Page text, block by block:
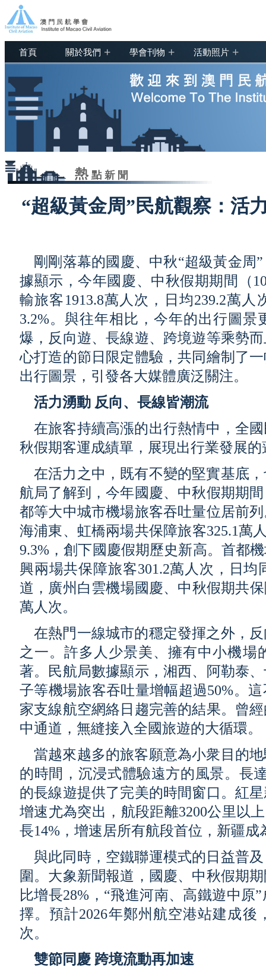
首頁 關於我們 + 學會刊物 + 活動照片 +
“超級黃金周”民航觀察：活
剛剛落幕的國慶、中秋“超級黃金周
據顯示，今年國慶、中秋假期期間（
輸旅客1913.8萬人次，日均239.2萬
3.2%。與往年相比，今年的出行圖
爆，反向遊、長線遊、跨境遊等乘勢
心打造的節日限定體驗，共同繪制了
出行圖景，引發各大媒體廣泛關注。
活力湧動 反向、長線皆潮流
在旅客持續高漲的出行熱情中，全
秋假期客運成績單，展現出行業發展
在活力之中，既有不變的堅實基底
航局了解到，今年國慶、中秋假期期
都等大中城市機場旅客吞吐量位居前
海浦東、虹橋兩場共保障旅客325.1萬
9.3%，創下國慶假期歷史新高。首都
興兩場共保障旅客301.2萬人次，日均
道，廣州白雲機場國慶、中秋假期共
萬人次。
在熱門一線城市的穩定發揮之外，
之一。許多人少景美、擁有中小機場
著。民航局數據顯示，湘西、阿勒泰
子等機場旅客吞吐量增幅超過50%。
家支線航空網絡日趨完善的結果。曾
中通道，無縫接入全國旅遊的大循環。
當越來越多的旅客願意為小衆目的
的時間，沉浸式體驗遠方的風景。長
的長線遊提供了完美的時間窗口。紅
增速尤為突出，航段距離3200公里以
長14%，增速居所有航段首位，新疆
與此同時，空鐵聯運模式的日益普
圍。大象新聞報道，國慶、中秋假期
比增長28%，“飛進河南、高鐵遊中原
擇。預計2026年鄭州航空港站建成後
次。
雙節同慶 跨境流動再加速